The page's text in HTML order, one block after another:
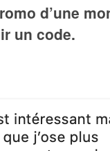
d’une
un code.